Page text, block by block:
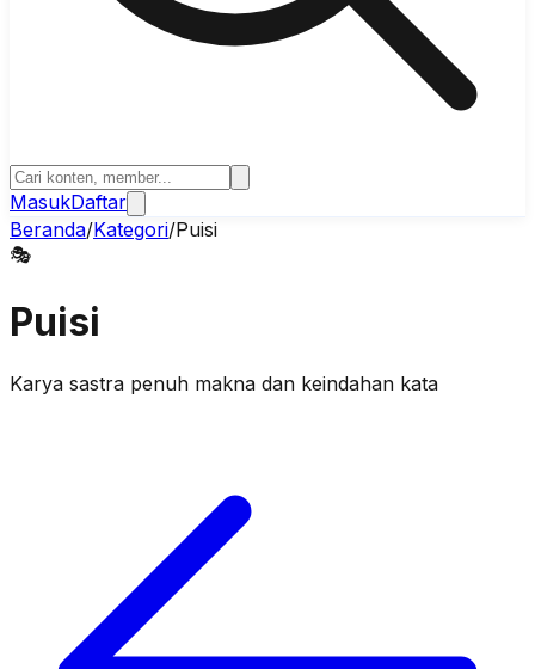
MasukDaftar
Beranda/Kategori/Puisi
🎭
Puisi
Karya sastra penuh makna dan keindahan kata